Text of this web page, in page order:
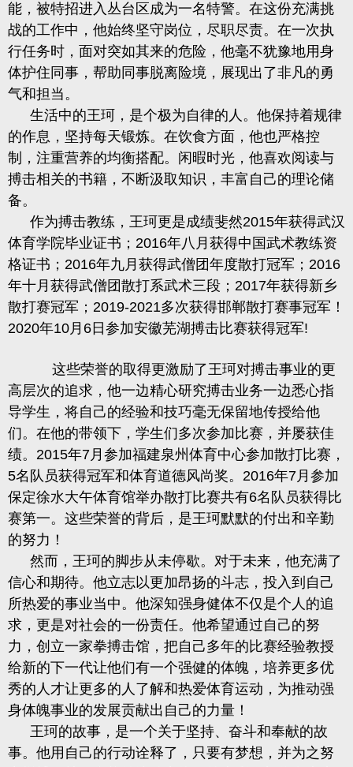
能，被特招进入丛台区成为一名特警。在这份充满挑
战的工作中，他始终坚守岗位，尽职尽责。在一次执
行任务时，面对突如其来的危险，他毫不犹豫地用身
体护住同事，帮助同事脱离险境，展现出了非凡的勇
气和担当。
生活中的王珂，是个极为自律的人。他保持着规律
的作息，坚持每天锻炼。在饮食方面，他也严格控
制，注重营养的均衡搭配。闲暇时光，他喜欢阅读与
搏击相关的书籍，不断汲取知识，丰富自己的理论储
备。
作为搏击教练，王珂更是成绩斐然2015年获得武汉
体育学院毕业证书； 2016年八月获得中国武术教练资
格证书； 2016年九月获得武僧团年度散打冠军； 2016
年十月获得武僧团散打系武术三段； 2017年获得新乡
散打赛冠军； 2019-2021多次获得邯郸散打赛事冠军！
2020年10月 6 日参加安徽芜湖搏击比赛获得冠军!
这些荣誉的取得更激励了王珂对搏击事业的更
高层次的追求，他一边精心研究搏击业务一边悉心指
导学生，将自己的经验和技巧毫无保留地传授给他
们。在他的带领下，学生们多次参加比赛，并屡获佳
绩。 2015年7月参加福建泉州体育中心参加散打比赛，
5名队员获得冠军和体育道德风尚奖。 2016年7月参加
保定徐水大午体育馆举办散打比赛共有6名队员获得比
赛第一。这些荣誉的背后，是王珂默默的付出和辛勤
的努力！
然而，王珂的脚步从未停歇。对于未来，他充满了
信心和期待。他立志以更加昂扬的斗志，投入到自己
所热爱的事业当中。他深知强身健体不仅是个人的追
求，更是对社会的一份责任。他希望通过自己的努
力，创立一家拳搏击馆，把自己多年的比赛经验教授
给新的下一代让他们有一个强健的体魄，培养更多优
秀的人才让更多的人了解和热爱体育运动，为推动强
身体魄事业的发展贡献出自己的力量！
王珂的故事，是一个关于坚持、奋斗和奉献的故
事。他用自己的行动诠释了，只要有梦想，并为之努